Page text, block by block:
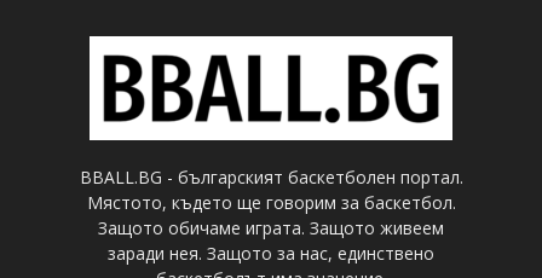
BBALL.BG - българският баскетболен портал.
Мястото, където ще говорим за баскетбол.
Защото обичаме играта. Защото живеем
заради нея. Защото за нас, единствено